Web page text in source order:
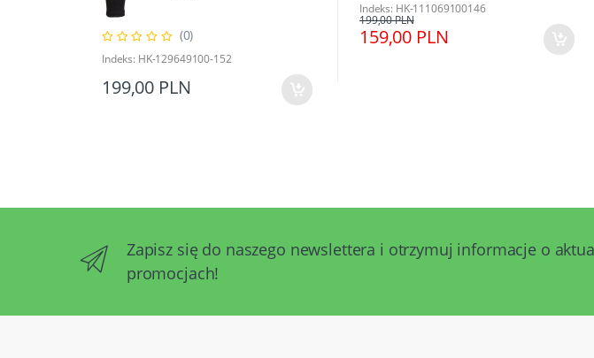
(0)
Indeks: HK-129649100-152
199,00 PLN
Indeks: HK-111069100146
159,00 PLN
199,00 PLN
Zapisz się do naszego newslettera i otrzymuj informacje o
promocjach!